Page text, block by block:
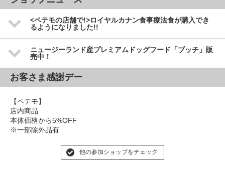
<ペテモの店舗で!>ロイヤルカナン食事療法食が購入でき
るようになりました!!
ニュージーランド産プレミアムドッグフード「ブッチ」販
売中！
お客さま感謝デー
【ペテモ】
店内商品
本体価格から5%OFF
※一部除外品有
他の参加ショップをチェック